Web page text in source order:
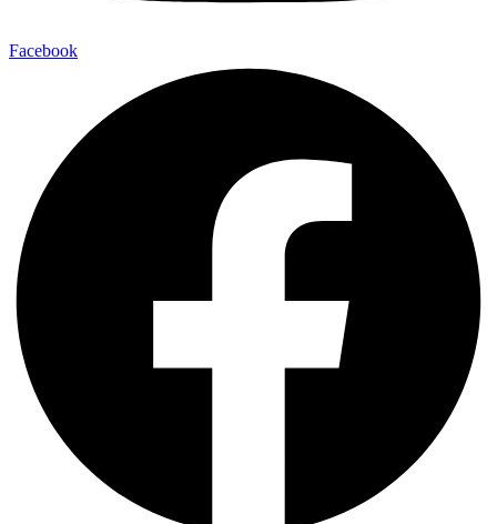
Facebook